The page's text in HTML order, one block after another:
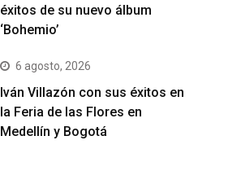
éxitos de su nuevo álbum
‘Bohemio’
6 agosto, 2026
Iván Villazón con sus éxitos en
la Feria de las Flores en
Medellín y Bogotá